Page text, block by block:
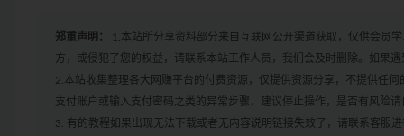
郑重声明：
1.本站所分享资料部分来自互联网公开渠道获取，仅供会员
方，或侵犯了您的权益，请联系本站工作人员，我们会及时删除。如果
2.本站收集整理各大网赚平台的付费资源，仅提供资源分享，不提供任
支付账户或输入支付密码之类的异常步骤，建议停止操作，是否有风险请
3. 有的教程如果出现无法下载或者无内容说明链接失效了，请联系客服进